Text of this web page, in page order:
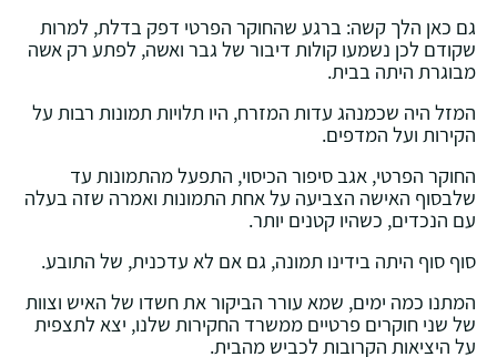
גם כאן הלך קשה: ברגע שהחוקר הפרטי דפק בדלת, למרות
שקודם לכן נשמעו קולות דיבור של גבר ואשה, לפתע רק אשה
מבוגרת היתה בבית.
המזל היה שכמנהג עדות המזרח, היו תלויות תמונות רבות על
הקירות ועל המדפים.
החוקר הפרטי, אגב סיפור הכיסוי, התפעל מהתמונות עד
שלבסוף האישה הצביעה על אחת התמונות ואמרה שזה בעלה
עם הנכדים, כשהיו קטנים יותר.
סוף סוף היתה בידינו תמונה, גם אם לא עדכנית, של התובע.
המתנו כמה ימים, שמא עורר הביקור את חשדו של האיש וצוות
של שני חוקרים פרטיים ממשרד החקירות שלנו, יצא לתצפית
על היציאות הקרובות לכביש מהבית.